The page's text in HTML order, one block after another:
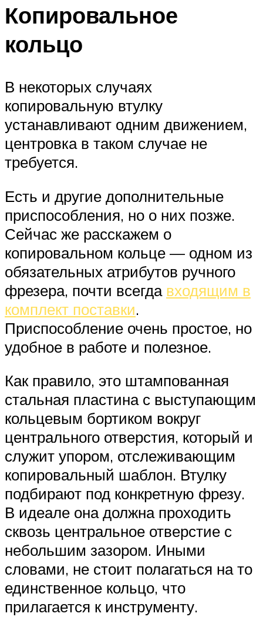
Копировальное
кольцо
В некоторых случаях
копировальную втулку
устанавливают одним движением,
центровка в таком случае не
требуется.
Есть и другие дополнительные
приспособления, но о них позже.
Сейчас же расскажем о
копировальном кольце — одном из
обязательных атрибутов ручного
фрезера, почти всегда входящим в
комплект поставки.
Приспособление очень простое, но
удобное в работе и полезное.
Как правило, это штампованная
стальная пластина с выступающим
кольцевым бортиком вокруг
центрального отверстия, который и
служит упором, отслеживающим
копировальный шаблон. Втулку
подбирают под конкретную фрезу.
В идеале она должна проходить
сквозь центральное отверстие с
небольшим зазором. Иными
словами, не стоит полагаться на то
единственное кольцо, что
прилагается к инструменту.